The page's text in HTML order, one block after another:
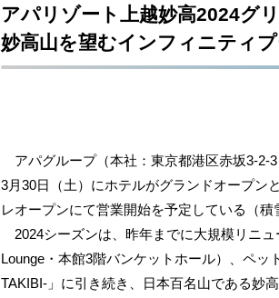
アパリゾート上越妙高2024グ
妙高山を望むインフィニティ
アパグループ（本社：東京都港区赤坂3-2-
3月30日（土）にホテルがグランドオープン
レオープンにて営業開始を予定している（積
2024シーズンは、昨年までに大規模リニ
Lounge・本館3階バンケットホール）、ペ
TAKIBI-」に引き続き、日本百名山である妙